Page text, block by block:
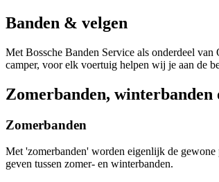
Banden & velgen
Met Bossche Banden Service als onderdeel
camper, voor elk voertuig helpen wij je aan de
Zomerbanden, winterbanden
Zomerbanden
Met 'zomerbanden' worden eigenlijk de gewone
geven tussen zomer- en winterbanden.